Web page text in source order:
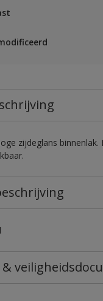
zijdeglans binnenlak.
&